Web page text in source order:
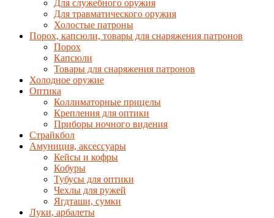
Для служебного оружия
Для травматического оружия
Холостые патроны
Порох, капсюли, товары для снаряжения патронов
Порох
Капсюли
Товары для снаряжения патронов
Холодное оружие
Оптика
Коллиматорные прицелы
Крепления для оптики
Приборы ночного видения
Страйкбол
Амуниция, аксессуары
Кейсы и кофры
Кобуры
Тубусы для оптики
Чехлы для ружей
Ягдташи, сумки
Луки, арбалеты